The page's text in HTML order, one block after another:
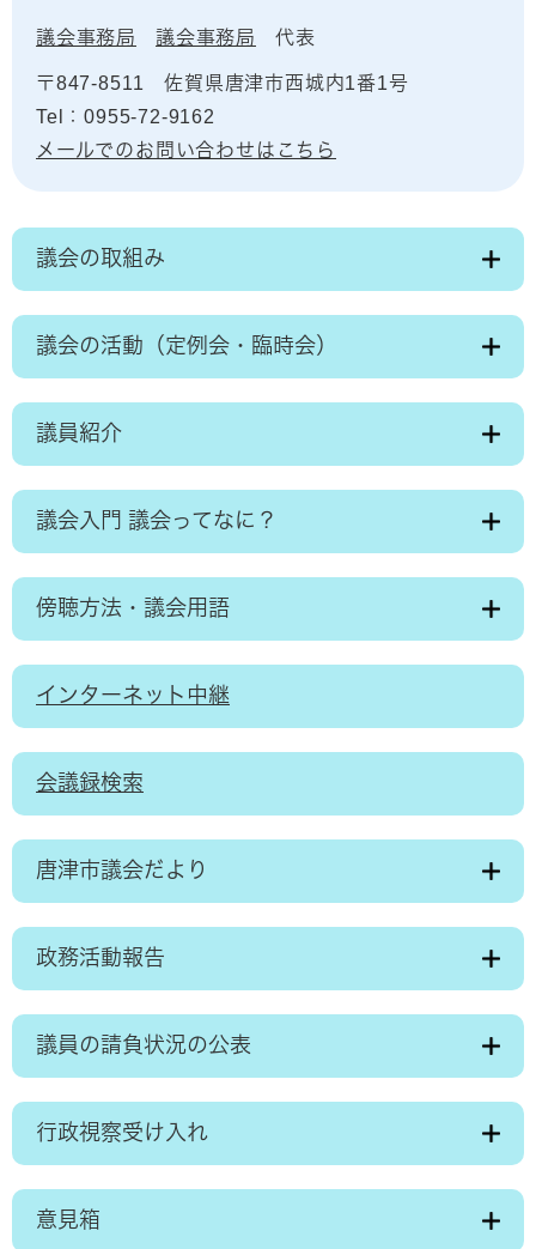
議会事務局 議会事務局 代表
〒847-8511
佐賀県唐津市西城内1番1号
Tel：0955-72-9162
メールでのお問い合わせはこちら
議会の取組み
議会の活動（定例会・臨時会）
議員紹介
議会入門 議会ってなに？
傍聴方法・議会用語
インターネット中継
会議録検索
唐津市議会だより
政務活動報告
議員の請負状況の公表
行政視察受け入れ
意見箱